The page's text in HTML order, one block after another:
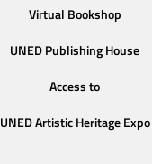
Virtual Bookshop
UNED Publishing House
Access to
UNED Artistic Heritage Expo